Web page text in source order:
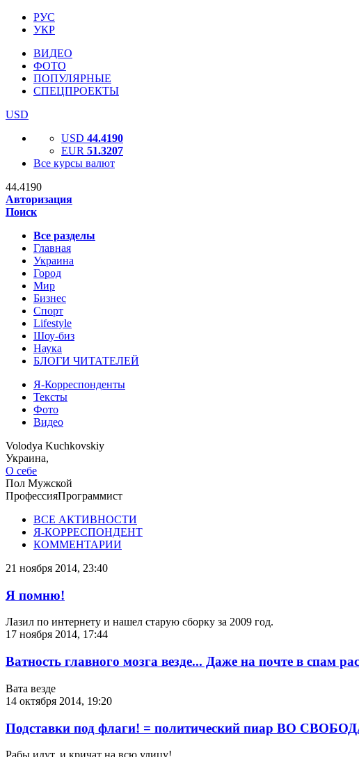
РУС
УКР
ВИДЕО
ФОТО
ПОПУЛЯРНЫЕ
СПЕЦПРОЕКТЫ
USD
USD 44.4190
EUR 51.3207
Все курсы валют
44.4190
Авторизация
Поиск
Все разделы
Главная
Украина
Город
Мир
Бизнес
Спорт
Lifestyle
Шоу-биз
Наука
БЛОГИ ЧИТАТЕЛЕЙ
Я-Корреспонденты
Тексты
Фото
Видео
Volodya Kuchkovskiy
Украина,
О себе
Пол Мужской
ПрофессияПрограммист
ВСЕ АКТИВНОСТИ
Я-КОРРЕСПОНДЕНТ
КОММЕНТАРИИ
21 ноября 2014, 23:40
Я помню!
Лазил по интернету и нашел старую сборку за 2009 год.
17 ноября 2014, 17:44
Ватность главного мозга везде... Даже на почте в спам
Вата везде
14 октября 2014, 19:20
Подставки под флаги! = политический пиар ВО